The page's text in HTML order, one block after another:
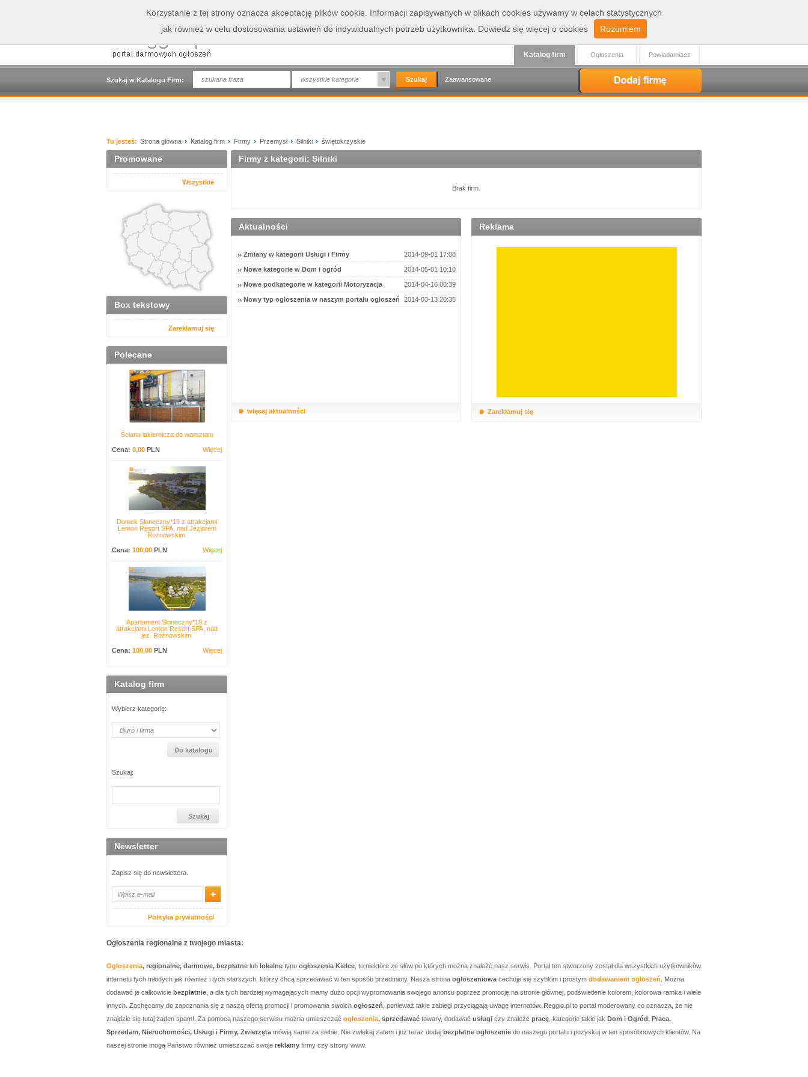
Zaloguj
Szukaj w Katalogu Firm: wszystkie kategorie Zaawansowane
Powiadamiacz
Ogłoszenia
Katalog firm
Tu jesteś: Strona główna Katalog firm Firmy Przemysł Silniki świętokrzyskie
Promowane
Wszystkie
Box tekstowy
Zareklamuj się
Polecane
Ściana lakiernicza do warsztatu
Cena: 0,00 PLN Więcej
Domek Słoneczny*19 z atrakcjami
Lemon Resort SPA, nad Jeziorem
Rożnowskim.
Cena: 100,00 PLN Więcej
Apartament Słoneczny*19 z
atrakcjami Lemon Resort SPA, nad
jez. Rożnowskim.
Cena: 100,00 PLN Więcej
Katalog firm
Wybierz kategorię:
Szukaj:
Newsletter
Zapisz się do newslettera.
Polityka prywatności
Firmy z kategorii: Silniki
Brak firm.
Aktualności
Zmiany w kategorii Usługi i Firmy 2014-09-01 17:08
Nowe kategorie w Dom i ogród 2014-05-01 10:10
Nowe podkategorie w kategorii Motoryzacja 2014-04-16 00:39
Nowy typ ogłoszenia w naszym portalu ogłoszeń 2014-03-13 20:35
więcej aktualności
Reklama
Zareklamuj się
Ogłoszenia regionalne z twojego miasta:
Ogłoszenia, regionalne, darmowe, bezpłatne lub lokalne typu ogłoszenia Kielce , to niektóre ze słów po których można znaleźć nasz serwis. Portal ten stworzony został dla wszystkich użytkowników
internetu tych młodych jak również i tych starszych, którzy chcą sprzedawać w ten sposób przedmioty. Nasza strona ogłoszeniowa cechuje się szybkim i prostym dodawaniem ogłoszeń . Można
dodawać je całkowicie bezpłatnie , a dla tych bardziej wymagających mamy dużo opcji wypromowania swojego anonsu poprzez promocję na stronie głównej, podświetlenie kolorem, kolorowa ramka i wiele
innych. Zachęcamy do zapoznania się z naszą ofertą promocji i promowania swoich ogłoszeń , ponieważ takie zabiegi przyciągają uwagę internatów. Reggio.pl to portal moderowany co oznacza, że nie
znajdzie się tutaj żaden spam!. Za pomocą naszego serwisu można umieszczać ogłoszenia, sprzedawać towary, dodawać usługi czy znaleźć pracę , kategorie takie jak Dom i Ogród, Praca,
Sprzedam, Nieruchomości, Usługi i Firmy, Zwierzęta mówią same za siebie. Nie zwlekaj zatem i już teraz dodaj bezpłatne ogłoszenie do naszego portalu i pozyskuj w ten sposóbnowych klientów. Na
naszej stronie mogą Państwo również umieszczać swoje reklamy firmy czy strony www.
Korzystanie z tej strony oznacza akceptację plików cookie. Informacji zapisywanych w plikach cookies używamy w celach statystycznych
jak również w celu dostosowania ustawień do indywidualnych potrzeb użytkownika. Dowiedz się więcej o cookies Rozumiem